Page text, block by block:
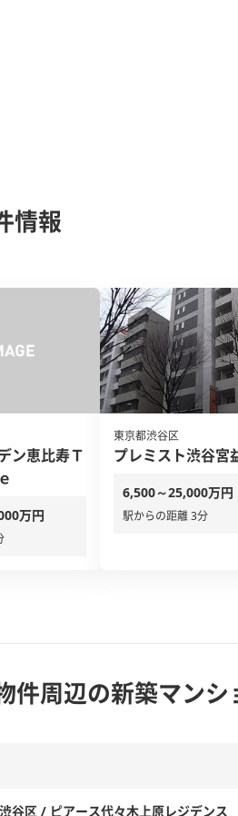
情報
ン恵比寿Ｔ
万円
東京都渋谷区
プレミスト渋谷宮
6,500～25,000万円
駅からの距離 3分
件周辺の新築マンシ
谷区 / ピアース代々木上原レジデンス